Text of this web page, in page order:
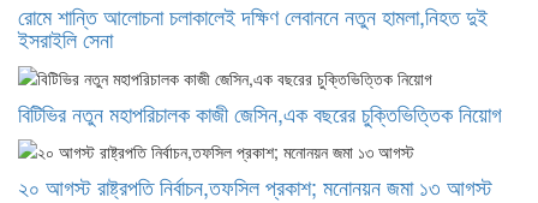
রোমে শান্তি আলোচনা চলাকালেই দক্ষিণ লেবাননে নতুন হামলা,নিহত দুই
ইসরাইলি সেনা
বিটিভির নতুন মহাপরিচালক কাজী জেসিন,এক বছরের চুক্তিভিত্তিক নিয়োগ
২০ আগস্ট রাষ্ট্রপতি নির্বাচন,তফসিল প্রকাশ; মনোনয়ন জমা ১৩ আগস্ট